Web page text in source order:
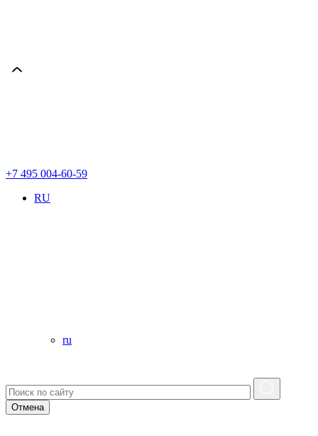
+7 495 004-60-59
RU
ru
Отмена